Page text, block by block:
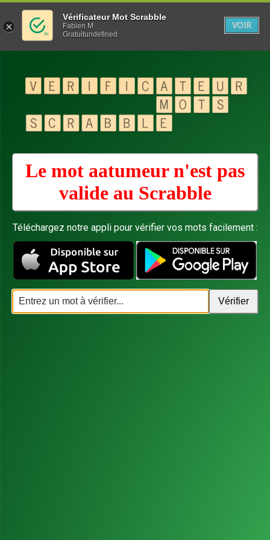
Le mot aatumeur n'est pas
valide au Scrabble
Téléchargez notre appli pour vérifier vos mots facilement :
Vérificateur Mot Scrabble
Fabien M
Gratuitundefined
VOIR